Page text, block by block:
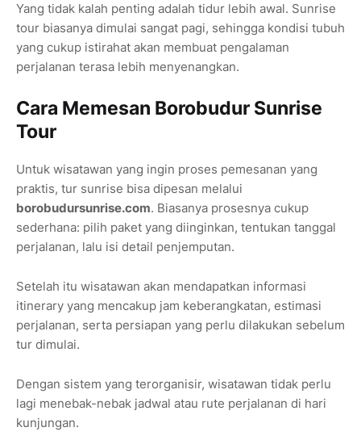
Yang tidak kalah penting adalah tidur lebih awal. Sunrise
tour biasanya dimulai sangat pagi, sehingga kondisi tubuh
yang cukup istirahat akan membuat pengalaman
perjalanan terasa lebih menyenangkan.
Cara Memesan Borobudur Sunrise
Tour
Untuk wisatawan yang ingin proses pemesanan yang
praktis, tur sunrise bisa dipesan melalui
borobudursunrise.com. Biasanya prosesnya cukup
sederhana: pilih paket yang diinginkan, tentukan tanggal
perjalanan, lalu isi detail penjemputan.
Setelah itu wisatawan akan mendapatkan informasi
itinerary yang mencakup jam keberangkatan, estimasi
perjalanan, serta persiapan yang perlu dilakukan sebelum
tur dimulai.
Dengan sistem yang terorganisir, wisatawan tidak perlu
lagi menebak-nebak jadwal atau rute perjalanan di hari
kunjungan.